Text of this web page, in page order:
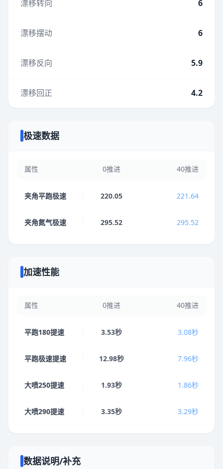
漂移转向 6
漂移摆动 6
漂移反向 5.9
漂移回正 4.2
极速数据
属性 0推进 40推进
夹角平跑极速 220.05 221.64
夹角氮气极速 295.52 295.52
加速性能
属性 0推进 40推进
平跑180提速 3.53秒 3.08秒
平跑极速提速 12.98秒 7.96秒
大喷250提速 1.93秒 1.86秒
大喷290提速 3.35秒 3.29秒
数据说明/补充